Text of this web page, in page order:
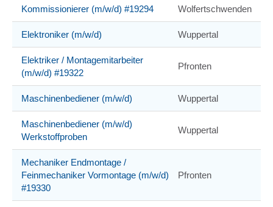
Kommissionierer (m/w/d) #19294 Wolfertschwenden
Elektroniker (m/w/d) Wuppertal
Elektriker / Montagemitarbeiter
(m/w/d) #19322
Pfronten
Maschinenbediener (m/w/d) Wuppertal
Maschinenbediener (m/w/d)
Werkstoffproben
Wuppertal
Mechaniker Endmontage /
Feinmechaniker Vormontage (m/w/d)
#19330
Pfronten